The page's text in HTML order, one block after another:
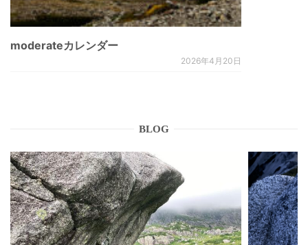
moderateカレンダー
2026年4月20日
BLOG